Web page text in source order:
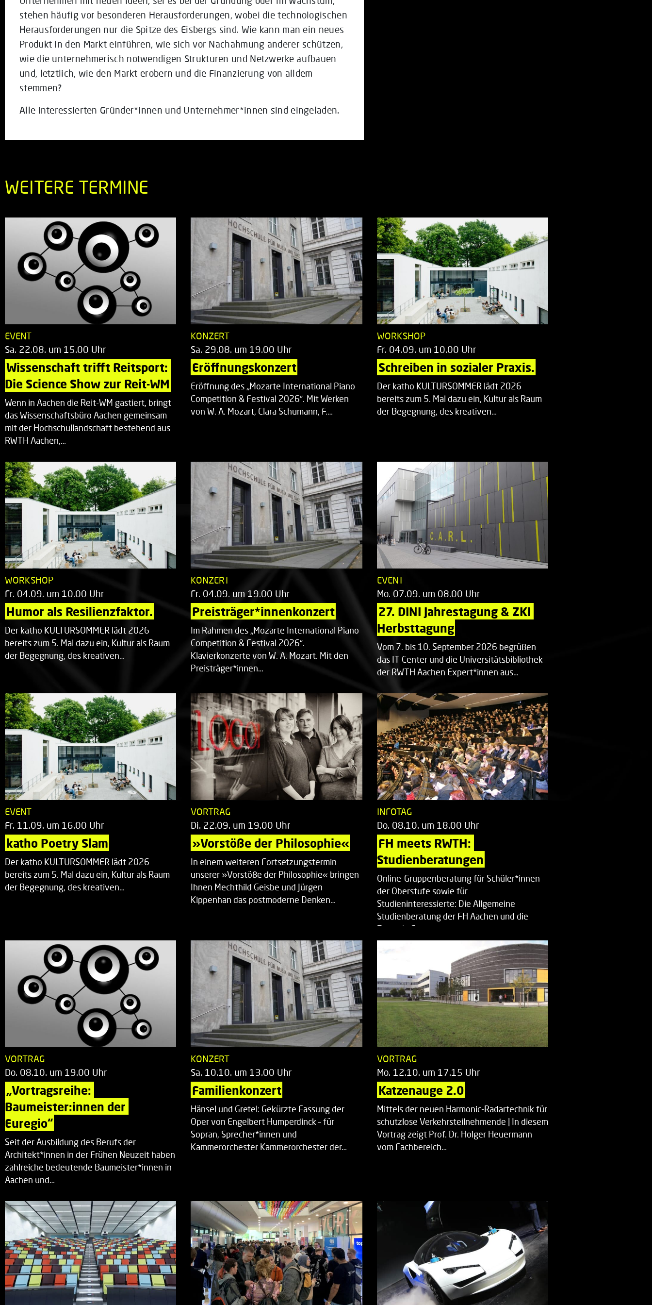
stehen häufig vor besonderen Herausforderungen, wobei die technologischen
Herausforderungen nur die Spitze des Eisbergs sind. Wie kann man ein neues
Produkt in den Markt einführen, wie sich vor Nachahmung anderer schützen,
wie die unternehmerisch notwendigen Strukturen und Netzwerke aufbauen
und, letztlich, wie den Markt erobern und die Finanzierung von alldem
stemmen?
Alle interessierten Gründer*innen und Unternehmer*innen sind eingeladen.
WEITERE TERMINE
EVENT
Sa. 22.08. um 15.00 Uhr
Wissenschaft trifft Reitsport:
Die Science Show zur Reit-WM
Wenn in Aachen die Reit-WM gastiert, bringt
das Wissenschaftsbüro Aachen gemeinsam
mit der Hochschullandschaft bestehend aus
RWTH Aachen,…
KONZERT
Sa. 29.08. um 19.00 Uhr
Eröffnungskonzert
Eröffnung des „Mozarte International Piano
Competition & Festival 2026“. Mit Werken
von W. A. Mozart, Clara Schumann, F.…
WORKSHOP
Fr. 04.09. um 10.00 Uhr
Schreiben in sozialer Praxis.
Der katho KULTURSOMMER lädt 2026
bereits zum 5. Mal dazu ein, Kultur als Raum
der Begegnung, des kreativen…
WORKSHOP
Fr. 04.09. um 10.00 Uhr
Humor als Resilienzfaktor.
Der katho KULTURSOMMER lädt 2026
bereits zum 5. Mal dazu ein, Kultur als Raum
der Begegnung, des kreativen…
KONZERT
Fr. 04.09. um 19.00 Uhr
Preisträger*innenkonzert
Im Rahmen des „Mozarte International Piano
Competition & Festival 2026“.
Klavierkonzerte von W. A. Mozart. Mit den
Preisträger*innen…
EVENT
Mo. 07.09. um 08.00 Uhr
27. DINI Jahrestagung & ZKI
Herbsttagung
Vom 7. bis 10. September 2026 begrüßen
das IT Center und die Universitätsbibliothek
der RWTH Aachen Expert*innen aus…
EVENT
Fr. 11.09. um 16.00 Uhr
katho Poetry Slam
Der katho KULTURSOMMER lädt 2026
bereits zum 5. Mal dazu ein, Kultur als Raum
der Begegnung, des kreativen…
VORTRAG
Di. 22.09. um 19.00 Uhr
»Vorstöße der Philosophie«
In einem weiteren Fortsetzungstermin
unserer »Vorstöße der Philosophie« bringen
Ihnen Mechthild Geisbe und Jürgen
Kippenhan das postmoderne Denken…
INFOTAG
Do. 08.10. um 18.00 Uhr
FH meets RWTH:
Studienberatungen
Online-Gruppenberatung für Schüler*innen
der Oberstufe sowie für
Studieninteressierte: Die Allgemeine
Studienberatung der FH Aachen und die
Zentrale Studienberatung…
VORTRAG
Do. 08.10. um 19.00 Uhr
„Vortragsreihe:
Baumeister:innen der
Euregio“
Seit der Ausbildung des Berufs der
Architekt*innen in der Frühen Neuzeit haben
zahlreiche bedeutende Baumeister*innen in
Aachen und…
KONZERT
Sa. 10.10. um 13.00 Uhr
Familienkonzert
Hänsel und Gretel: Gekürzte Fassung der
Oper von Engelbert Humperdinck – für
Sopran, Sprecher*innen und
Kammerorchester Kammerorchester der…
VORTRAG
Mo. 12.10. um 17.15 Uhr
Katzenauge 2.0
Mittels der neuen Harmonic-Radartechnik für
schutzlose Verkehrsteilnehmende | In diesem
Vortrag zeigt Prof. Dr. Holger Heuermann
vom Fachbereich…